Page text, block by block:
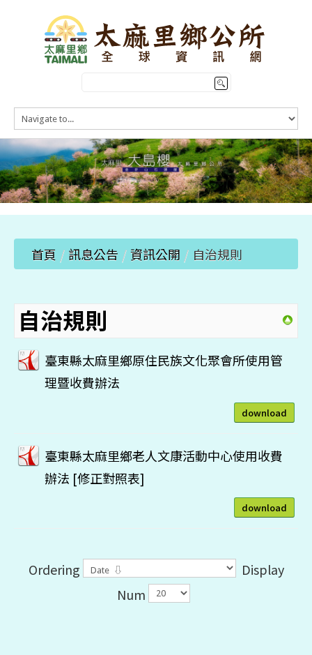
HOME
訊息公告
本鄉簡介
公所介紹
觀光導覽
便民服務
首頁 / 訊息公告 /資訊公開 / 自治規則
自治規則
臺東縣太麻里鄉原住民族文化聚會所使用管
理暨收費辦法
download
臺東縣太麻里鄉老人文康活動中心使用收費
辦法 [修正對照表]
download
Ordering
Display
Num